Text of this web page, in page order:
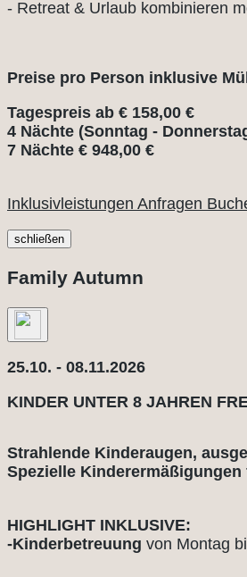
- Retreat & Urlaub kombinieren
Preise pro Person inklusive
Tagespreis ab € 158,00 €
4 Nächte (Sonntag -
7 Nächte € 948,00 €
Inklusivleistungen Anfragen
schließen
Family Autumn
25.10. - 08.11.2026
KINDER UNTER 8 JAHREN
Strahlende Kinderaugen,
Spezielle
HIGHLIGHT INKLUSIVE:
-Kinderbetreuung von Montag